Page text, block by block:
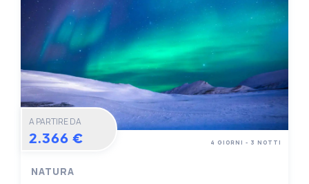
A PARTIRE DA
2.366 €
NATURA
4 GIORNI - 3 NOTTI